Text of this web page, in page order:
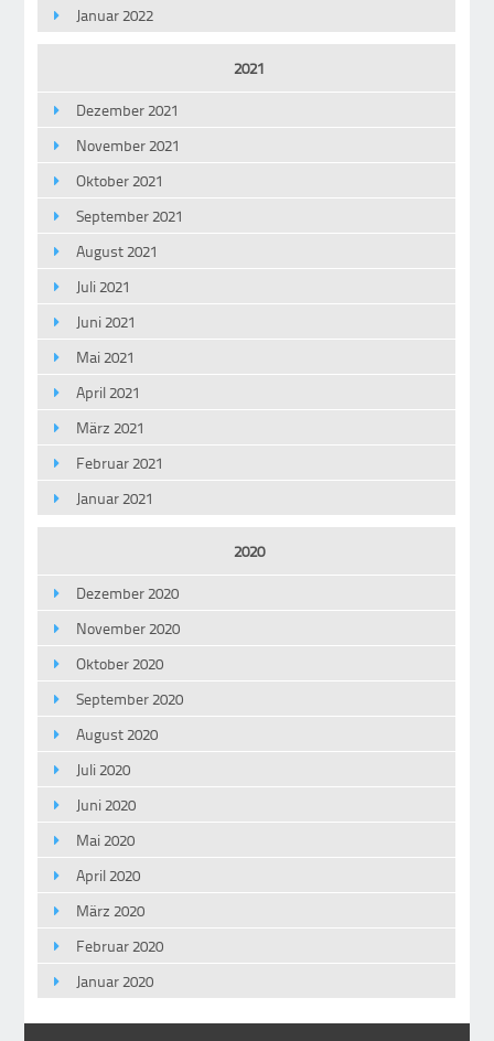
Januar 2022
2021
Dezember 2021
November 2021
Oktober 2021
September 2021
August 2021
Juli 2021
Juni 2021
Mai 2021
April 2021
März 2021
Februar 2021
Januar 2021
2020
Dezember 2020
November 2020
Oktober 2020
September 2020
August 2020
Juli 2020
Juni 2020
Mai 2020
April 2020
März 2020
Februar 2020
Januar 2020